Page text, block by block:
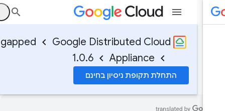
Google Distributed Cloud
gapped
Appliance
1.0.6
התחלת תקופת ניסיון בחינם